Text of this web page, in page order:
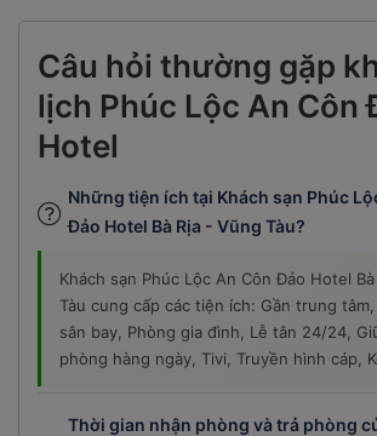
Câu hỏi thường gặp
lịch Phúc Lộc An Côn
Hotel
Những tiện ích tại Khách sạn Phúc
Đảo Hotel Bà Rịa - Vũng Tàu?
Khách sạn Phúc Lộc An Côn Đảo Hotel
Tàu cung cấp các tiện ích: Gần trung
sân bay, Phòng gia đình, Lễ tân 24/24,
phòng hàng ngày, Tivi, Truyền hình cáp,
Thời gian nhận phòng và trả phòng